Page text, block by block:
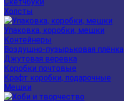
Холсты
Упаковка, коробки, мешки
Контейнеры
Воздушно-пузырьковая плёнка
Джутовая веревка
Коробки почтовые
Крафт коробки, подарочные
Мешки